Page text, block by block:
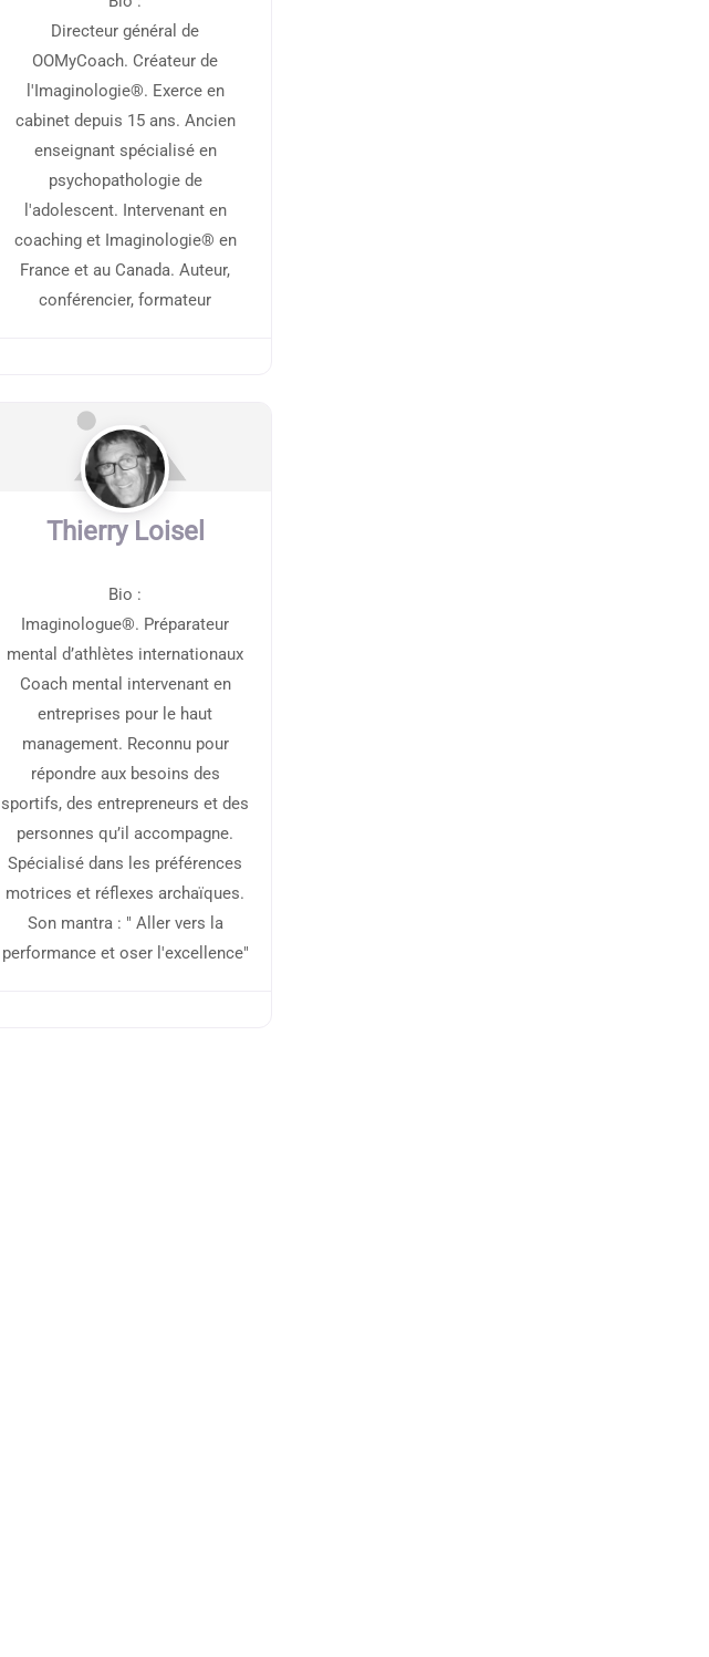
Directeur général de
OOMyCoach. Créateur de
l'Imaginologie®. Exerce en
cabinet depuis 15 ans. Ancien
enseignant spécialisé en
psychopathologie de
l'adolescent. Intervenant en
coaching et Imaginologie® en
France et au Canada. Auteur,
conférencier, formateur
Thierry Loisel
Bio :
Imaginologue®. Préparateur
mental d’athlètes internationaux
Coach mental intervenant en
entreprises pour le haut
management. Reconnu pour
répondre aux besoins des
sportifs, des entrepreneurs et des
personnes qu’il accompagne.
Spécialisé dans les préférences
motrices et réflexes archaïques.
Son mantra : " Aller vers la
performance et oser l'excellence"